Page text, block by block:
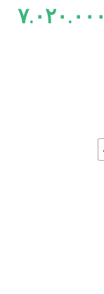
۷.۰۲۰.۰۰۰